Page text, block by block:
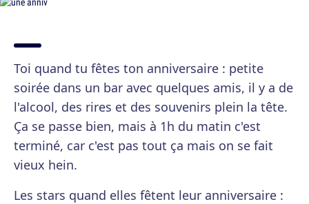
Toi quand tu fêtes ton anniversaire : petite
soirée dans un bar avec quelques amis, il y a de
l'alcool, des rires et des souvenirs plein la tête.
Ça se passe bien, mais à 1h du matin c'est
terminé, car c'est pas tout ça mais on se fait
vieux hein.
Les stars quand elles fêtent leur anniversaire :